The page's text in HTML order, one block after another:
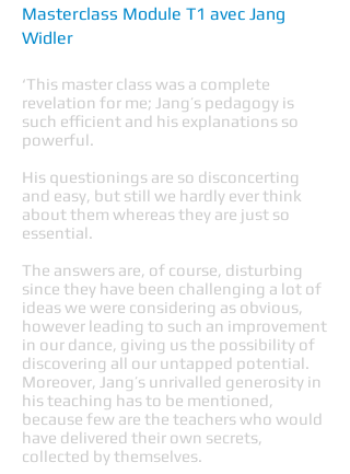
Masterclass Module T1 avec Jang
Widler
‘This master class was a complete
revelation for me; Jang’s pedagogy is
such efficient and his explanations so
powerful.
His questionings are so disconcerting
and easy, but still we hardly ever think
about them whereas they are just so
essential.
The answers are, of course, disturbing
since they have been challenging a lot of
ideas we were considering as obvious,
however leading to such an improvement
in our dance, giving us the possibility of
discovering all our untapped potential.
Moreover, Jang’s unrivalled generosity in
his teaching has to be mentioned,
because few are the teachers who would
have delivered their own secrets,
collected by themselves.